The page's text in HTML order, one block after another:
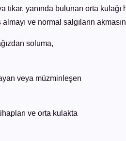
tıkar, yanında bulunan orta
ve normal salgıların
soluma,
veya müzminleşen
ve orta kulakta